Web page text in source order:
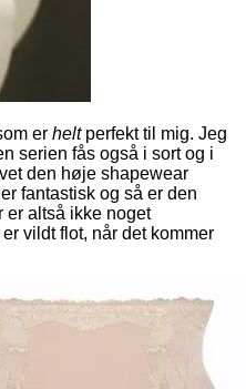
er heltperfekt til mig. Jeg
serien fås også i sort og i
den høje shapewear
fantastisk og så er den
er altså ikke noget
vildt flot, når det kommer